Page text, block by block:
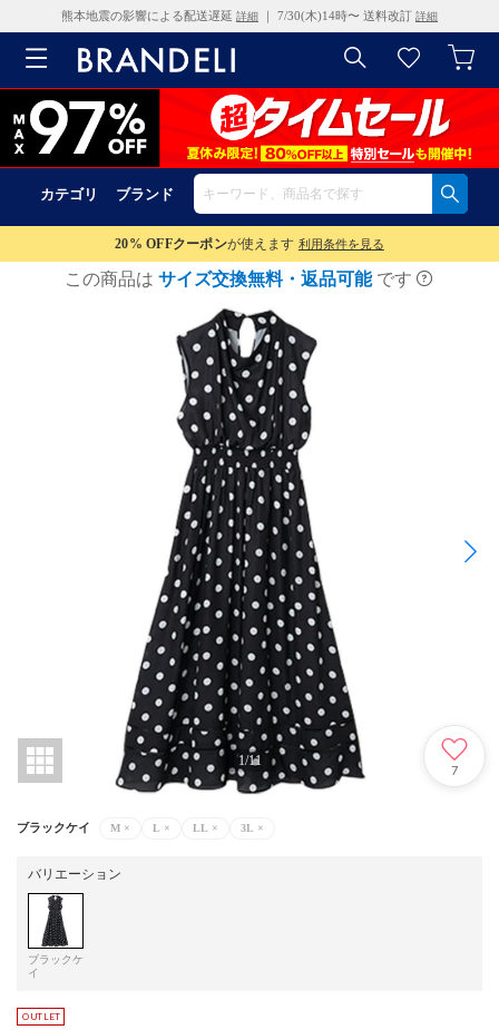
熊本地震の影響による配送遅延 詳細 ｜ 7/30(木)14時〜 送料改訂 詳細
カテゴリ ブランド
20% OFFクーポンが使えます 利用条件を見る
この商品は サイズ交換無料・返品可能 です
1/11
7
ブラックケイ M × L × LL × 3L ×
バリエーション
ブラックケ
イ